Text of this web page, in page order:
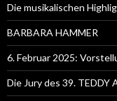
Die musikalischen
BARBARA HAMMER
6. Februar 2025:
Die Jury des 39. TEDDY